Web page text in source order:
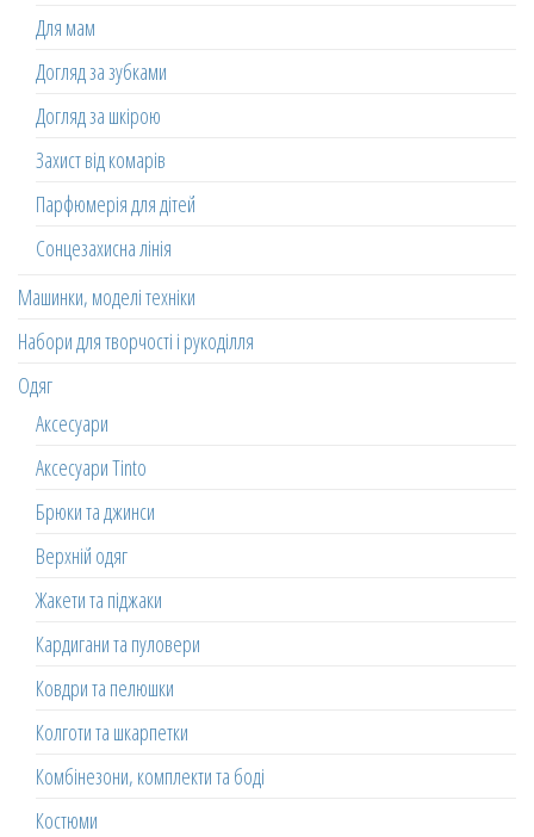
Для мам
Догляд за зубками
Догляд за шкірою
Захист від комарів
Парфюмерія для дітей
Сонцезахисна лінія
Машинки, моделі техніки
Набори для творчості і рукоділля
Одяг
Аксесуари
Аксесуари Tinto
Брюки та джинси
Верхній одяг
Жакети та піджаки
Кардигани та пуловери
Ковдри та пелюшки
Колготи та шкарпетки
Комбінезони, комплекти та боді
Костюми